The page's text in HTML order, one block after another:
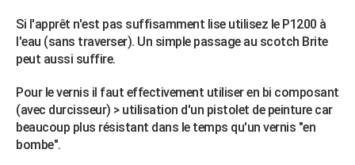
Si l'apprêt n'est pas suffisamment lise utilisez le P1200 à
l'eau (sans traverser). Un simple passage au scotch Brite
peut aussi suffire.
Pour le vernis il faut effectivement utiliser en bi composant
(avec durcisseur) > utilisation d'un pistolet de peinture car
beaucoup plus résistant dans le temps qu'un vernis "en
bombe".